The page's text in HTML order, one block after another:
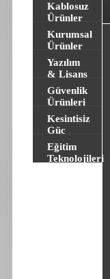
Kablosuz
Ürünler
Kurumsal
Ürünler
Yazılım
& Lisans
Güvenlik
Ürünleri
Kesintisiz
Güç
Kaynakları
Eğitim
Teknolojileri